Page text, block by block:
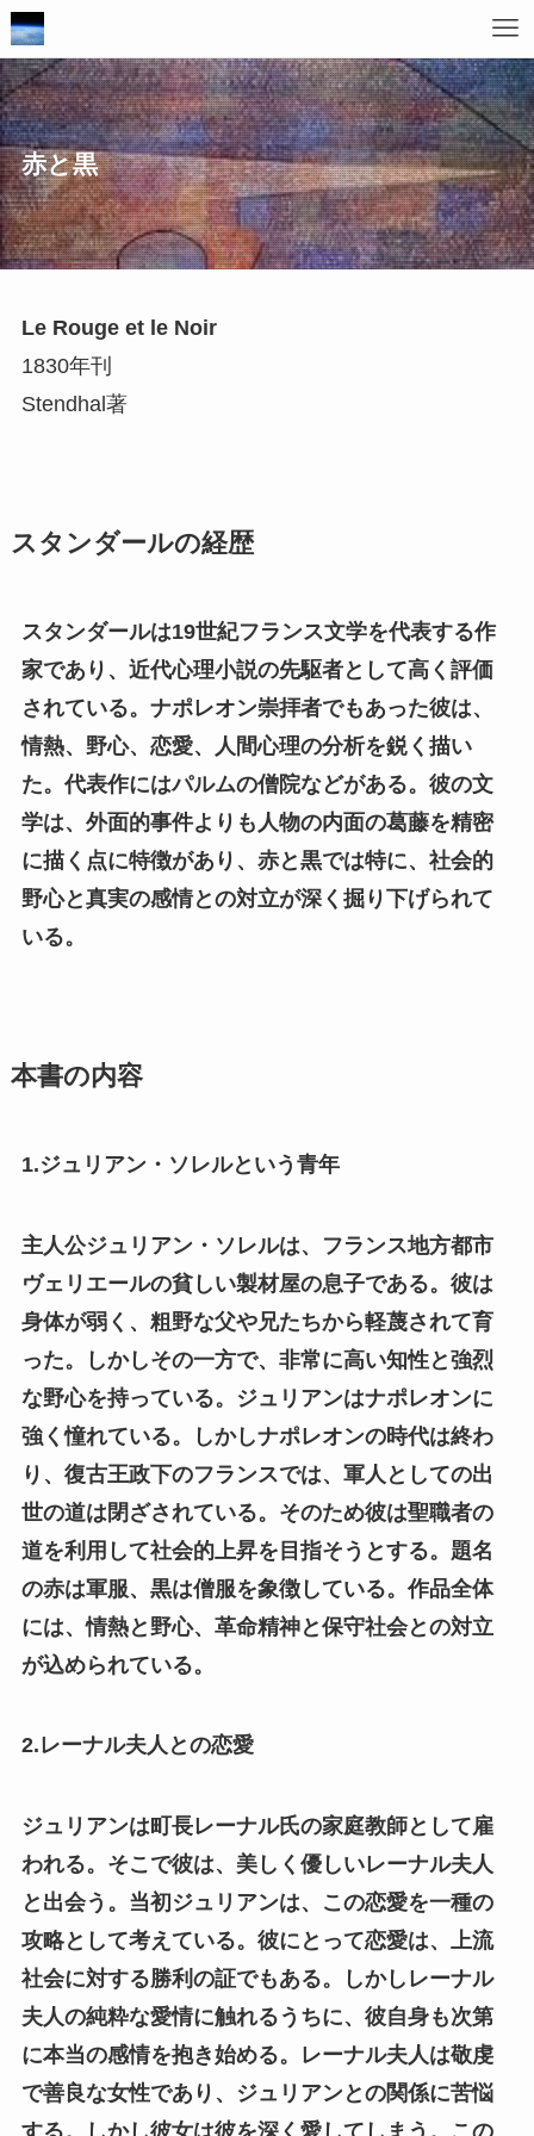
赤と黒
Le Rouge et le Noir
1830年刊
Stendhal著
スタンダールの経歴
スタンダールは19世紀フランス文学を代表する作
家であり、近代心理小説の先駆者として高く評価
されている。ナポレオン崇拝者でもあった彼は、
情熱、野心、恋愛、人間心理の分析を鋭く描い
た。代表作にはパルムの僧院などがある。彼の文
学は、外面的事件よりも人物の内面の葛藤を精密
に描く点に特徴があり、赤と黒では特に、社会的
野心と真実の感情との対立が深く掘り下げられて
いる。
本書の内容
1.ジュリアン・ソレルという青年
主人公ジュリアン・ソレルは、フランス地方都市
ヴェリエールの貧しい製材屋の息子である。彼は
身体が弱く、粗野な父や兄たちから軽蔑されて育
った。しかしその一方で、非常に高い知性と強烈
な野心を持っている。ジュリアンはナポレオンに
強く憧れている。しかしナポレオンの時代は終わ
り、復古王政下のフランスでは、軍人としての出
世の道は閉ざされている。そのため彼は聖職者の
道を利用して社会的上昇を目指そうとする。題名
の赤は軍服、黒は僧服を象徴している。作品全体
には、情熱と野心、革命精神と保守社会との対立
が込められている。
2.レーナル夫人との恋愛
ジュリアンは町長レーナル氏の家庭教師として雇
われる。そこで彼は、美しく優しいレーナル夫人
と出会う。当初ジュリアンは、この恋愛を一種の
攻略として考えている。彼にとって恋愛は、上流
社会に対する勝利の証でもある。しかしレーナル
夫人の純粋な愛情に触れるうちに、彼自身も次第
に本当の感情を抱き始める。レーナル夫人は敬虔
で善良な女性であり、ジュリアンとの関係に苦悩